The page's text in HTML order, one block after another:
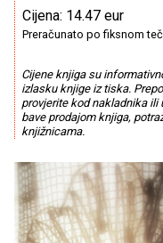
Cijena: 14.47 eur
Preračunato po fiksnom
Cijene knjiga su
izlasku knjige iz tiska.
provjerite kod nakladnika ili
bave prodajom knjiga,
knjižnicama.